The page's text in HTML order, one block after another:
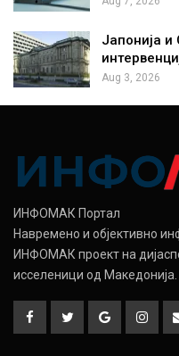
Јапонија
Aug 3, 2026
ИНФОМАК Портал
Навремено и објективно
ИНФОМАК проект на
исселеници од Македонија.